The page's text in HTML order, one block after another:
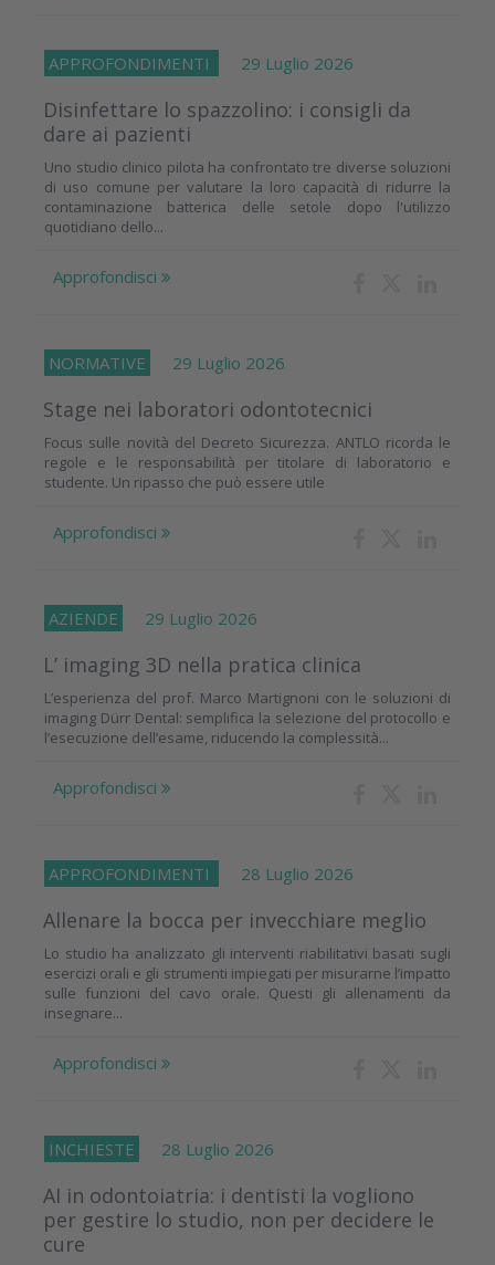
APPROFONDIMENTI 29 Luglio 2026
Disinfettare lo spazzolino: i consigli da
dare ai pazienti
Uno studio clinico pilota ha confrontato tre diverse soluzioni
di uso comune per valutare la loro capacità di ridurre la
contaminazione batterica delle setole dopo l'utilizzo
quotidiano dello...
Approfondisci
NORMATIVE 29 Luglio 2026
Stage nei laboratori odontotecnici
Focus sulle novità del Decreto Sicurezza. ANTLO ricorda le
regole e le responsabilità per titolare di laboratorio e
studente. Un ripasso che può essere utile
Approfondisci
AZIENDE 29 Luglio 2026
L’ imaging 3D nella pratica clinica
L’esperienza del prof. Marco Martignoni con le soluzioni di
imaging Dürr Dental: semplifica la selezione del protocollo e
l’esecuzione dell’esame, riducendo la complessità...
Approfondisci
APPROFONDIMENTI 28 Luglio 2026
Allenare la bocca per invecchiare meglio
Lo studio ha analizzato gli interventi riabilitativi basati sugli
esercizi orali e gli strumenti impiegati per misurarne l’impatto
sulle funzioni del cavo orale. Questi gli allenamenti da
insegnare...
Approfondisci
INCHIESTE 28 Luglio 2026
AI in odontoiatria: i dentisti la vogliono
per gestire lo studio, non per decidere le
cure